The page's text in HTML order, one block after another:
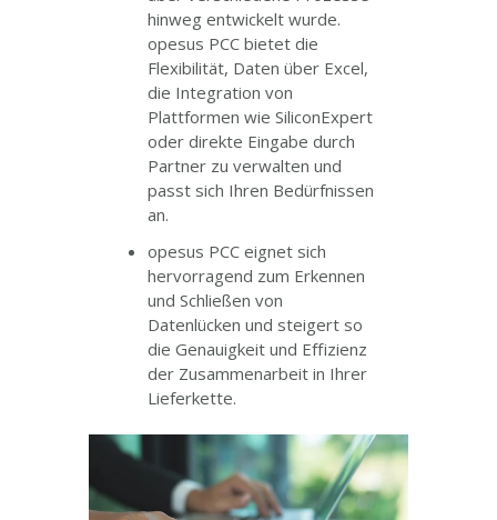
hinweg entwickelt wurde.
opesus PCC bietet die
Flexibilität, Daten über Excel,
die Integration von
Plattformen wie SiliconExpert
oder direkte Eingabe durch
Partner zu verwalten und
passt sich Ihren Bedürfnissen
an.
opesus PCC eignet sich
hervorragend zum Erkennen
und Schließen von
Datenlücken und steigert so
die Genauigkeit und Effizienz
der Zusammenarbeit in Ihrer
Lieferkette.